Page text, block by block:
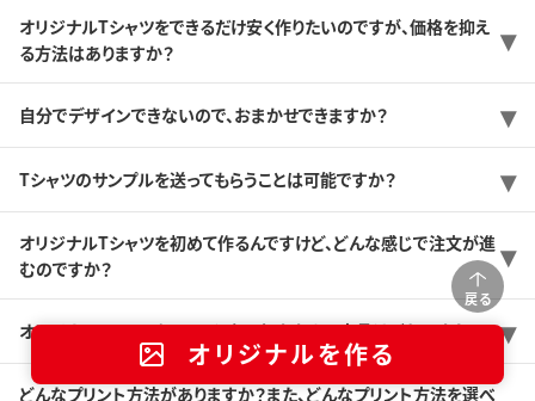
戻る
オリジナルを作る
オリジナルTシャツをできるだけ安く作りたいのですが、価格を抑え
る方法はありますか？
自分でデザインできないので、おまかせできますか？
Tシャツのサンプルを送ってもらうことは可能ですか？
オリジナルTシャツを初めて作るんですけど、どんな感じで注文が進
むのですか？
オリジナルTシャツをつくるときのおすすめの商品はどれですか？
どんなプリント方法がありますか？また、どんなプリント方法を選べ